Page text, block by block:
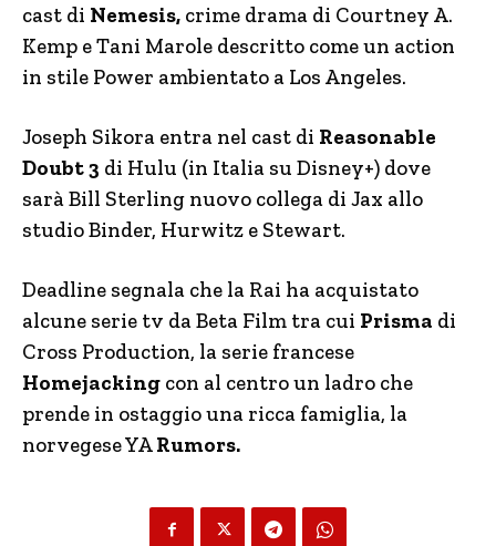
cast di Nemesis, crime drama di Courtney A.
Kemp e Tani Marole descritto come un action
in stile Power ambientato a Los Angeles.
Joseph Sikora entra nel cast di Reasonable
Doubt 3 di Hulu (in Italia su Disney+) dove
sarà Bill Sterling nuovo collega di Jax allo
studio Binder, Hurwitz e Stewart.
Deadline segnala che la Rai ha acquistato
alcune serie tv da Beta Film tra cui Prisma di
Cross Production, la serie francese
Homejacking con al centro un ladro che
prende in ostaggio una ricca famiglia, la
norvegese YARumors.